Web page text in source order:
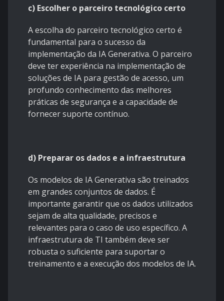
c) Escolher o parceiro tecnológico certo
A escolha do parceiro tecnológico certo é
fundamental para o sucesso da
implementação da IA Generativa. O parceiro
deve ter experiência na implementação de
soluções de IA para gestão de acesso, um
profundo conhecimento das melhores
práticas de segurança e a capacidade de
fornecer suporte contínuo.
d) Preparar os dados e a infraestrutura
Os modelos de IA Generativa são treinados
em grandes conjuntos de dados. É
importante garantir que os dados utilizados
sejam de alta qualidade, precisos e
relevantes para o caso de uso específico. A
infraestrutura de TI também deve ser
robusta o suficiente para suportar o
treinamento e a execução dos modelos de IA.